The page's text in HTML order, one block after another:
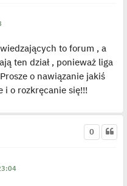
to forum , a
ten dział , ponieważ liga
o nawiązanie jakiś
o rozkręcanie się!!!
0